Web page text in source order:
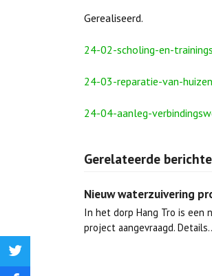
Gerealiseerd.
24-02-scholing-en-
24-03-reparatie-van-
24-04-aanleg-
Delen
Gerelateerde
Nieuw waterzuivering
In het dorp Hang Tro is een
project aangevraagd.